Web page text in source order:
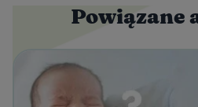
Powiązane